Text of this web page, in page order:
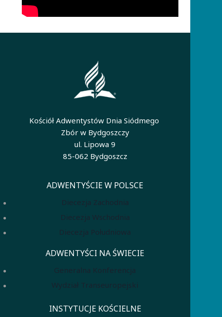
Kościół Adwentystów Dnia Siódmego
Zbór w Bydgoszczy
ul. Lipowa 9
85-062 Bydgoszcz
ADWENTYŚCIE W POLSCE
Diecezja Zachodnia
Diecezja Wschodnia
Diecezja Południowa
ADWENTYŚCI NA ŚWIECIE
Generalna Konferencja
Wydział Transeuropejski
INSTYTUCJE KOŚCIELNE